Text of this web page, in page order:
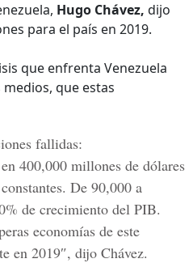
Hugo Chávez, dijo
para el país en 2019.
que enfrenta Venezuela
que estas
fallidas:
400,000 millones de dólares
De 90,000 a
de crecimiento del PIB.
economías de este
en 2019″, dijo Chávez.